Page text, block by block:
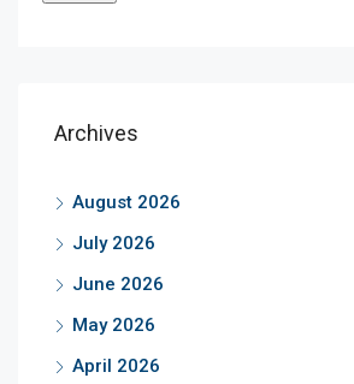
Archives
August 2026
July 2026
June 2026
May 2026
April 2026